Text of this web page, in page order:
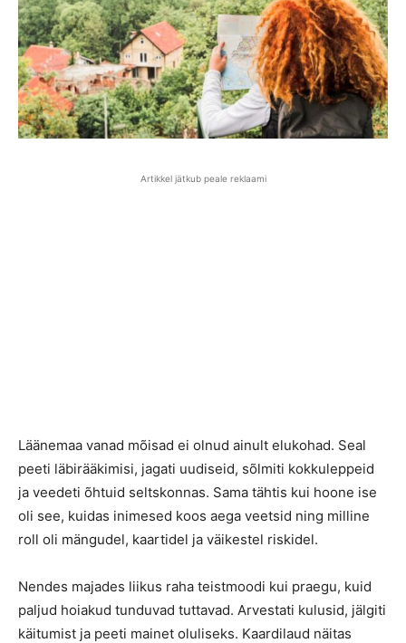
Artikkel jätkub peale reklaami
Läänemaa vanad mõisad ei olnud ainult elukohad. Seal
peeti läbirääkimisi, jagati uudiseid, sõlmiti kokkuleppeid
ja veedeti õhtuid seltskonnas. Sama tähtis kui hoone ise
oli see, kuidas inimesed koos aega veetsid ning milline
roll oli mängudel, kaartidel ja väikestel riskidel.
Nendes majades liikus raha teistmoodi kui praegu, kuid
paljud hoiakud tunduvad tuttavad. Arvestati kulusid, jälgiti
käitumist ja peeti mainet oluliseks. Kaardilaud näitas